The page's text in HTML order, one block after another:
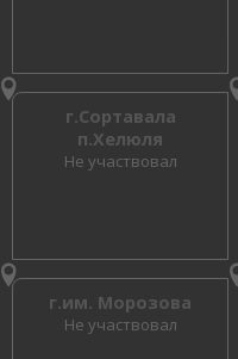
г.Сортавала
п.Хелюля
Не участвовал
г.им. Морозова
Не участвовал